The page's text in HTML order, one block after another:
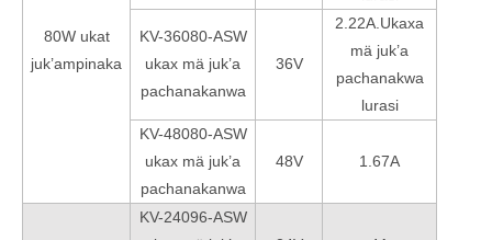
80W ukat
juk’ampinaka
KV-36080-ASW
ukax mä juk’a
pachanakanwa
36V
2.22A.Ukaxa
mä juk’a
pachanakwa
lurasi
KV-48080-ASW
ukax mä juk’a
pachanakanwa
48V 1.67A
KV-24096-ASW